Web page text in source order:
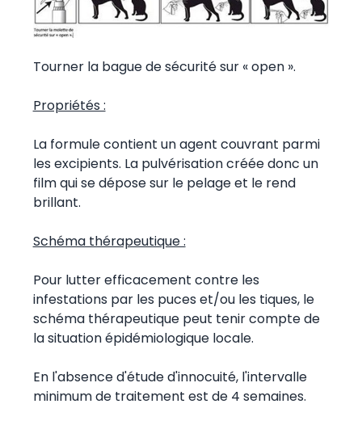
Tourner la bague de sécurité sur « open ».
Propriétés :
La formule contient un agent couvrant parmi
les excipients. La pulvérisation créée donc un
film qui se dépose sur le pelage et le rend
brillant.
Schéma thérapeutique :
Pour lutter efficacement contre les
infestations par les puces et/ou les tiques, le
schéma thérapeutique peut tenir compte de
la situation épidémiologique locale.
En l'absence d'étude d'innocuité, l'intervalle
minimum de traitement est de 4 semaines.